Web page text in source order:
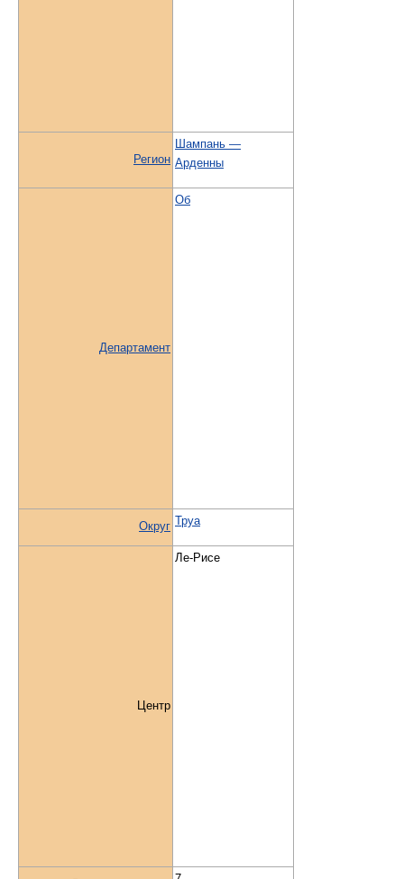
Регион
Шампань —
Арденны
Департамент
Об
Округ Труа
Центр
Ле-Рисе